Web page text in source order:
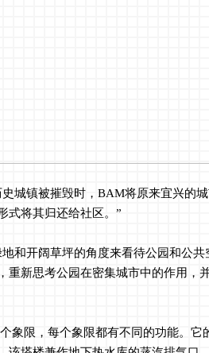
城镇被摧毁时，BAM将原来宜兴的
式将其归还给社区。”
和开阔草坪的角度来看待公园和公
重新思考公园在密集城市中的作用，
象限，每个象限都有不同的功能。它